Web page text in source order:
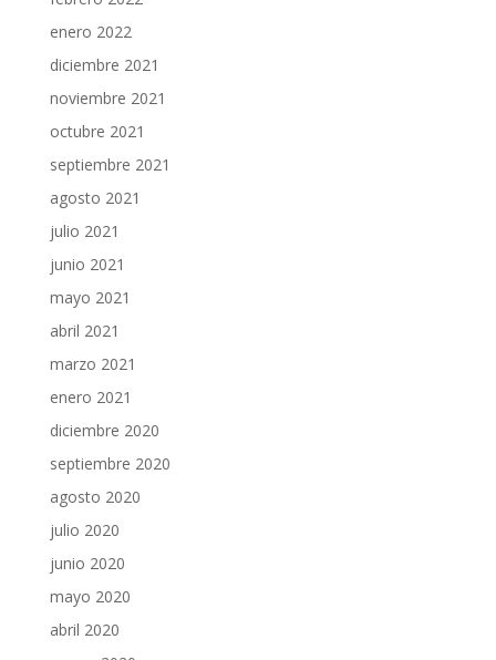
enero 2022
diciembre 2021
noviembre 2021
octubre 2021
septiembre 2021
agosto 2021
julio 2021
junio 2021
mayo 2021
abril 2021
marzo 2021
enero 2021
diciembre 2020
septiembre 2020
agosto 2020
julio 2020
junio 2020
mayo 2020
abril 2020